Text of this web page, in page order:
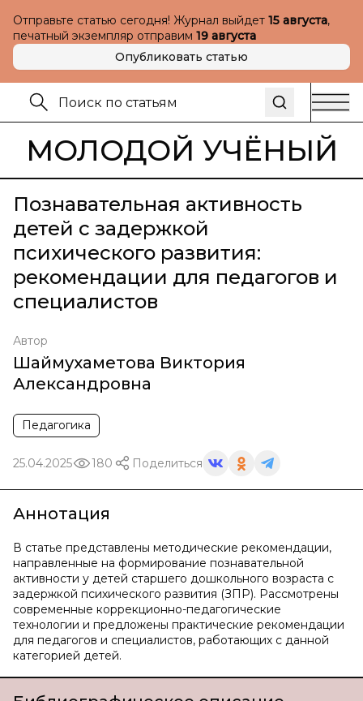
Отправьте статью сегодня! Журнал выйдет 15 августа,
печатный экземпляр отправим 19 августа
Опубликовать статью
МОЛОДОЙ УЧЁНЫЙ
Познавательная активность
детей с задержкой
психического развития:
рекомендации для педагогов и
специалистов
Автор
Шаймухаметова Виктория
Александровна
Педагогика
25.04.2025 180 Поделиться
Аннотация
В статье представлены методические рекомендации,
направленные на формирование познавательной
активности у детей старшего дошкольного возраста с
задержкой психического развития (ЗПР). Рассмотрены
современные коррекционно-педагогические
технологии и предложены практические рекомендации
для педагогов и специалистов, работающих с данной
категорией детей.